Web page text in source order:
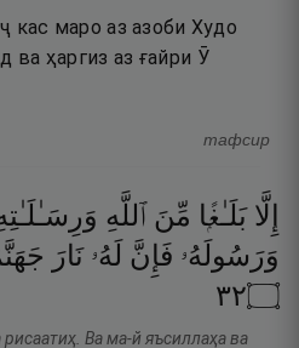
кас маро аз азоби Худо
ва ҳаргиз аз ғайри Ӯ
тафсир
إِلَّا بَلَـٰغًۭا مِّنَ ٱللَّهِ
وَرَسُولَهُۥ فَإِنَّ لَهُۥ نَارَ
۝٢٣
Ва ма-й яъсиллаҳа ва